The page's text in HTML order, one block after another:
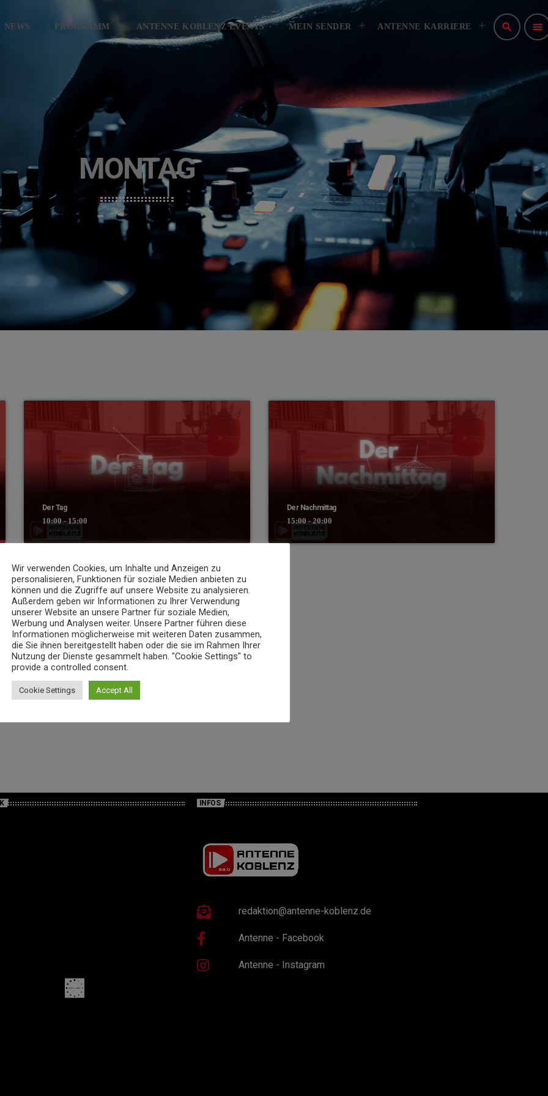
GEWINNSPIELRICHTLINIEN
PROGRAMM
MONTAG
Der Tag
10:00 - 15:00
Der Nachmittag
15:00 - 20:00
Musik Nonstop
21:00 - 06:00
INFOS
redaktion@antenne-koblenz.de
Antenne - Facebook
Antenne - Instagram
Wir verwenden Cookies, um Inhalte und Anzeigen zu
personalisieren, Funktionen für soziale Medien anbieten zu
können und die Zugriffe auf unsere Website zu analysieren.
Außerdem geben wir Informationen zu Ihrer Verwendung
unserer Website an unsere Partner für soziale Medien,
Werbung und Analysen weiter. Unsere Partner führen diese
Informationen möglicherweise mit weiteren Daten zusammen,
die Sie ihnen bereitgestellt haben oder die sie im Rahmen Ihrer
Nutzung der Dienste gesammelt haben. "Cookie Settings" to
provide a controlled consent.
Cookie Settings Accept All